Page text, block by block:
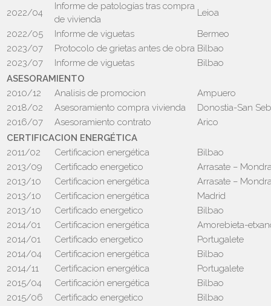
2022/04
Informe de patologías tras compra
de vivienda
Leioa
2022/05
Informe de viguetas
Bermeo
2023/07
Protocolo de grietas antes de obra Bilbao
2023/07
Informe de viguetas
Bilbao
ASESORAMIENTO
2010/12
Analisis de promocion
Ampuero
2018/02
Asesoramiento compra vivienda
Donostia-San
2016/07
Asesoramiento contrato
Arico
CERTIFICACION ENERGÉTICA
2011/02
Certificacion energética
Bilbao
2013/09
Certificado energetico
Arrasate –
2013/10
Certificacion energética
Arrasate –
2013/10
Certificacion energética
Madrid
2013/10
Certificado energetico
Bilbao
2014/01
Certificacion energética
Amorebieta-
2014/01
Certificado energetico
Portugalete
2014/04
Certificacion energética
Bilbao
2014/11
Certificacion energética
Portugalete
2015/04
Certificación energética
Bilbao
2015/06
Certificado energetico
Bilbao